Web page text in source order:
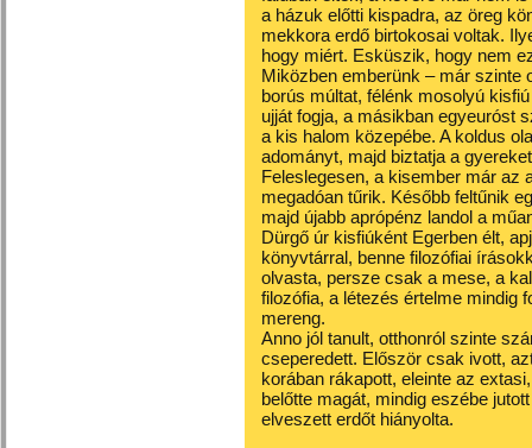
a házuk előtti kispadra, az öreg
mekkora erdő birtokosai voltak.
hogy miért. Esküszik, hogy nem
Miközben emberünk – már szinte
borús múltat, félénk mosolyú
ujját fogja, a másikban egyeuróst
a kis halom közepébe. A koldus
adományt, majd biztatja a
Feleslegesen, a kisember már az
megadóan tűrik. Később feltűnik
majd újabb aprópénz landol a
Dürgő úr kisfiúként Egerben élt,
könyvtárral, benne filozófiai
olvasta, persze csak a mese, a
filozófia, a létezés értelme mindig
mereng.
Anno jól tanult, otthonról szinte
cseperedett. Először csak ivott,
korában rákapott, eleinte az
belőtte magát, mindig eszébe
elveszett erdőt hiányolta.